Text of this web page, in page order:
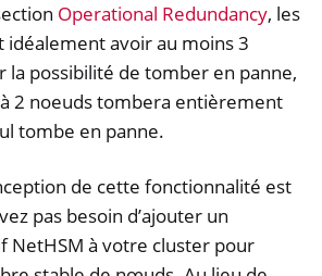
Operational Redundancy, les
idéalement avoir au moins 3
la possibilité de tomber en panne,
2 noeuds tombera entièrement
tombe en panne.
de cette fonctionnalité est
pas besoin d’ajouter un
NetHSM à votre cluster pour